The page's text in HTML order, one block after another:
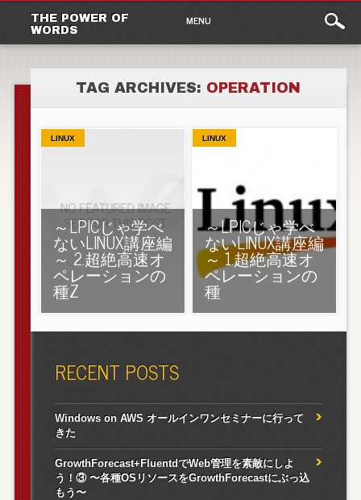
THE POWER OF
WORDS
Main
menu
MENU
TAG ARCHIVES: OPERATION
LINUX
～LPICじゃ学べ
ないLINUX講座編
～ 2.超絶高速オ
ペレーションの
種Z
LINUX
～LPICじゃ学べ
ないLINUX講座編
～ 1.超絶高速オ
ペレーションの
種
RECENT POSTS
Windows on AWS オールインワンセミナーに行って
きた
GrowthForecast+FluentdでWeb管理を素敵にしよ
う！③ 〜各種OSリソースをGrowthForecastにぶっ込
もう〜